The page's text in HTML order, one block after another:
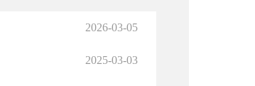
2026-03-05
2025-03-03